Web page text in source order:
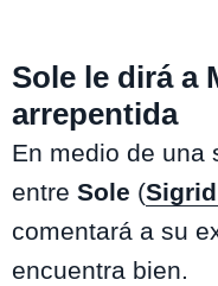
Sole le dirá a
arrepentida
En medio de una
entre Sole (
comentará a su
encuentra bien.